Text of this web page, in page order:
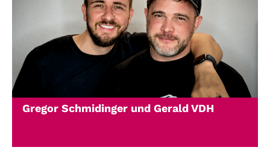
Gregor Schmidinger und Gerald VDH